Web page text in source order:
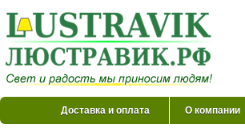
Доставка и оплата О компании